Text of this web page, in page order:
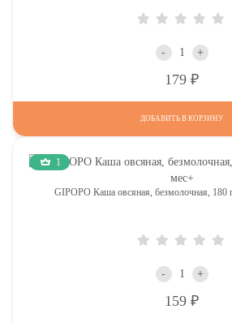
- +
179
ДОБАВИТЬ В КОРЗИНУ
1
GIPOPO Каша овсяная, безмолочная, 180
- +
159